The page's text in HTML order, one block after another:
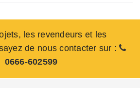
les revendeurs et les
de nous contacter sur :
0666-602599